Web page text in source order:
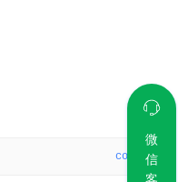
code
微
信